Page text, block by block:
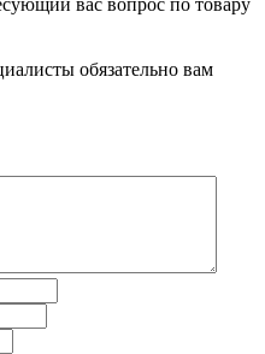
вас вопрос по товару
обязательно вам